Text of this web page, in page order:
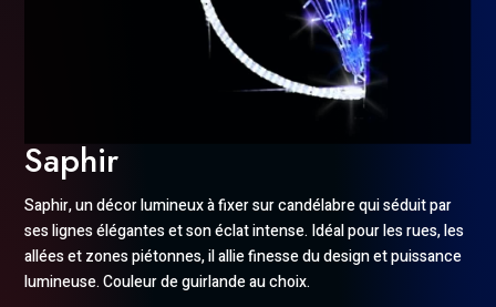
Saphir
Saphir, un décor lumineux à fixer sur candélabre qui séduit par
ses lignes élégantes et son éclat intense. Idéal pour les rues, les
allées et zones piétonnes, il allie finesse du design et puissance
lumineuse. Couleur de guirlande au choix.